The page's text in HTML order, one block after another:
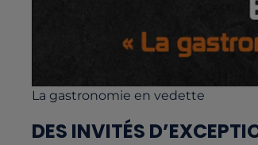
La gastronomie en vedette
DES INVITÉS